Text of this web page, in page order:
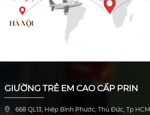
GIƯỜNG TRẺ EM CAO CẤP PRIN
668 QL13, Hiệp Bình Phước, Thủ Đức, Tp HCM